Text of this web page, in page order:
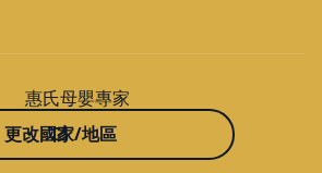
惠氏母嬰專家
更改國家/地區